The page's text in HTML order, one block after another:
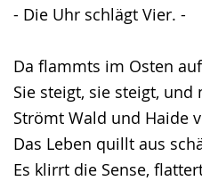
- Die Uhr schlägt Vier. -
Da flammts im Osten
Sie steigt, sie steigt,
Strömt Wald und Haide
Das Leben quillt aus
Es klirrt die Sense,